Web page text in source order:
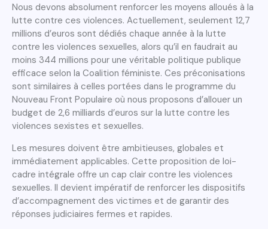
Nous devons absolument renforcer les moyens alloués à la
lutte contre ces violences. Actuellement, seulement 12,7
millions d’euros sont dédiés chaque année à la lutte
contre les violences sexuelles, alors qu’il en faudrait au
moins 344 millions pour une véritable politique publique
efficace selon la Coalition féministe. Ces préconisations
sont similaires à celles portées dans le programme du
Nouveau Front Populaire où nous proposons d’allouer un
budget de 2,6 milliards d’euros sur la lutte contre les
violences sexistes et sexuelles.
Les mesures doivent être ambitieuses, globales et
immédiatement applicables. Cette proposition de loi-
cadre intégrale offre un cap clair contre les violences
sexuelles. Il devient impératif de renforcer les dispositifs
d’accompagnement des victimes et de garantir des
réponses judiciaires fermes et rapides.